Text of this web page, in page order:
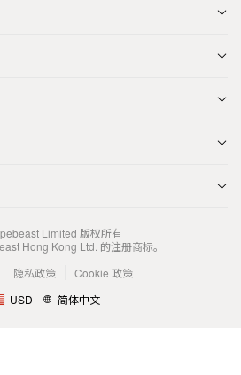
Limited 版权所有
Hong Kong Ltd. 的注册商标。
隐私政策
Cookie 政策
USD
简体中文